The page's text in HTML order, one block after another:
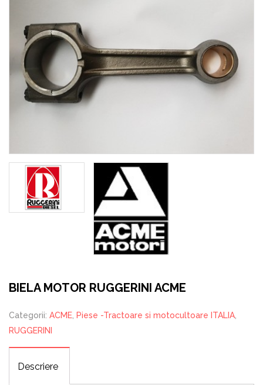
BIELA MOTOR RUGGERINI ACME
Categorii: ACME Piese -Tractoare si motocultoare ITALIA
RUGGERINI
Descriere